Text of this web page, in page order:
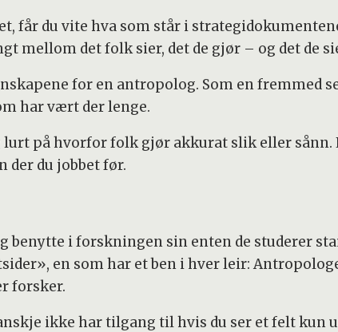
får du vite hva som står i
mellom det folk sier, det de gjør – og det de
for en antropolog. Som en fremmed
har vært der lenge.
på hvorfor folk gjør akkurat slik eller sånn.
der du jobbet før.
i forskningen sin enten de studerer
en som har et ben i hver leir:
forsker.
ikke har tilgang til hvis du ser et felt kun